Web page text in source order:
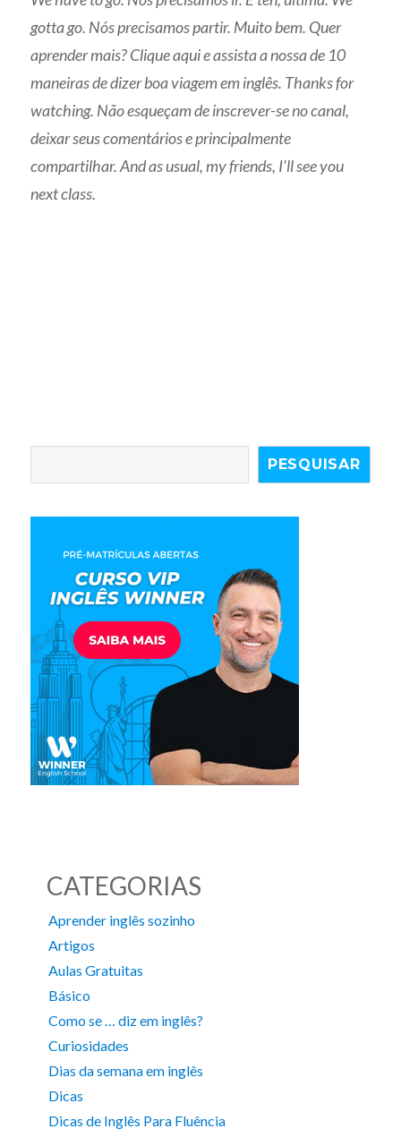
gotta go. Nós precisamos partir. Muito bem. Quer
aprender mais? Clique aqui e assista a nossa de 10
maneiras de dizer boa viagem em inglês. Thanks for
watching. Não esqueçam de inscrever-se no canal,
deixar seus comentários e principalmente
compartilhar. And as usual, my friends, I’ll see you
next class.
PESQUISAR
CATEGORIAS
Aprender inglês sozinho
Artigos
Aulas Gratuitas
Básico
Como se … diz em inglês?
Curiosidades
Dias da semana em inglês
Dicas
Dicas de Inglês Para Fluência